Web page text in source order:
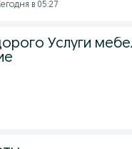
в 05:27
Услуги